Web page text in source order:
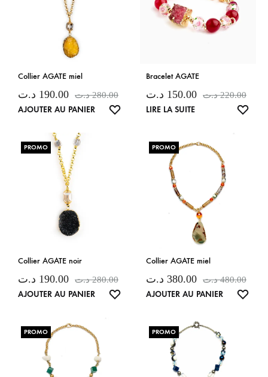
Collier AGATE miel
190.00 د.ت 280.00 د.ت
AJOUTER AU PANIER
Bracelet AGATE
150.00 د.ت 220.00 د.ت
LIRE LA SUITE
PROMO
Collier AGATE noir
190.00 د.ت 280.00 د.ت
AJOUTER AU PANIER
PROMO
Collier AGATE miel
380.00 د.ت 480.00 د.ت
AJOUTER AU PANIER
PROMO PROMO